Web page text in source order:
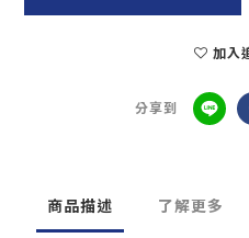
加入
分享到
商品描述 了解更多